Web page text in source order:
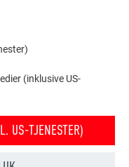
m-markeringen, og
punkt, hvor 5-m-
også med
længder –
(inklusive US-
US-TJENESTER)